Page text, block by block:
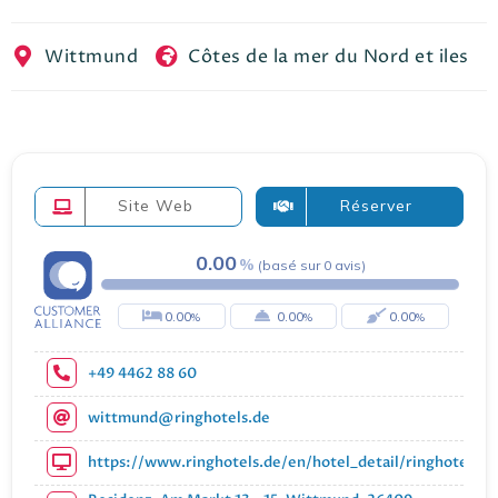
FR
Wittmund Côtes de la mer du Nord et iles
Site Web Réserver
0.00 (basé sur 0 avis)
0.00 0.00 0.00
+49 4462 88 60
wittmund@ringhotels.de
https://www.ringhotels.de/en/hotel_detail/ringhotel-